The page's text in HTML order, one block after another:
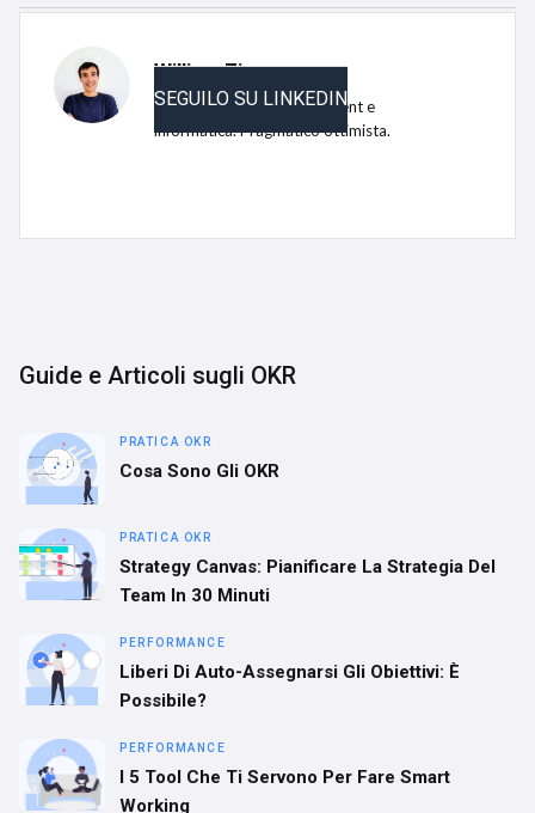
William Zisa
Appassionato di management e
informatica. Pragmatico ottimista.
SEGUILO SU LINKEDIN
Guide e Articoli sugli OKR
PRATICA OKR
Cosa Sono Gli OKR
PRATICA OKR
Strategy Canvas: Pianificare La Strategia Del
Team In 30 Minuti
PERFORMANCE
Liberi Di Auto-Assegnarsi Gli Obiettivi: È
Possibile?
PERFORMANCE
I 5 Tool Che Ti Servono Per Fare Smart
Working